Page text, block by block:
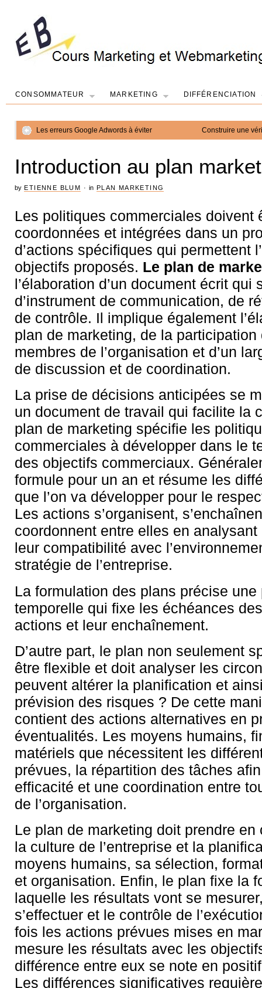
CONSOMMATEUR MARKETING DIFFÉRENCIATION
Les erreurs Google Adwords à éviter Construire une
Introduction au plan
by ETIENNE BLUM ·in PLAN MARKETING
Les politiques commerciales doivent
coordonnées et intégrées dans un
d’actions spécifiques qui permettent
objectifs proposés. Le plan de
l’élaboration d’un document écrit qui
d’instrument de communication, de
de contrôle. Il implique également
plan de marketing, de la participation
membres de l’organisation et d’un
de discussion et de coordination.
La prise de décisions anticipées se
un document de travail qui facilite la
plan de marketing spécifie les
commerciales à développer dans le
des objectifs commerciaux.
formule pour un an et résume les
que l’on va développer pour le
Les actions s’organisent,
coordonnent entre elles en
leur compatibilité avec
stratégie de l’entreprise.
La formulation des plans précise une
temporelle qui fixe les échéances
actions et leur enchaînement.
D’autre part, le plan non seulement
être flexible et doit analyser les
peuvent altérer la planification et
prévision des risques ? De cette
contient des actions alternatives en
éventualités. Les moyens humains,
matériels que nécessitent les
prévues, la répartition des tâches
efficacité et une coordination entre
de l’organisation.
Le plan de marketing doit prendre en
la culture de l’entreprise et la
moyens humains, sa sélection,
et organisation. Enfin, le plan fixe la
laquelle les résultats vont se
s’effectuer et le contrôle de
fois les actions prévues mises en
mesure les résultats avec les
différence entre eux se note en
Les différences significatives